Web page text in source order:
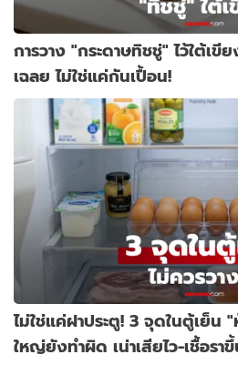
การวาง "กระดาษทิชชู่" ไว้ใต้เขี
เฉลย ไม่ใช่แค่กันเปื้อน!
ไม่ใช่แค่ฝาประตู! 3 จุดในตู้เย็น
ใหญ่ยังทำผิด เน่าเสียไว-เชื้อรา